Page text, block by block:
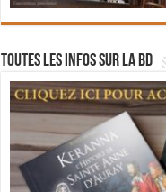
Toutes les infos sur la BD